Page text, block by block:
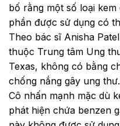
bố rằng một số loại
phần được sử dụng có
Theo bác sĩ Anisha
thuộc Trung tâm Ung
Texas, không có bằng
chống nắng gây ung thư.
Cô nhấn mạnh mặc dù
phát hiện chứa benzen